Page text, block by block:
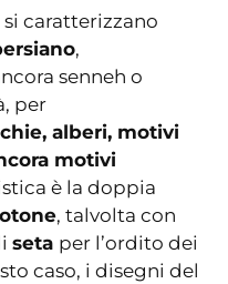
si caratterizzano
,
senneh o
per
alberi, motivi
motivi
è la doppia
, talvolta con
seta per l’ordito dei
caso, i disegni del